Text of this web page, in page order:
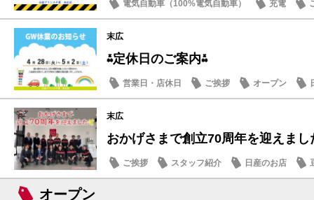
電気自動車（100%電気自動車） 充電
末広
⁂定休日のご案内⁂
営業日・店休日 ご挨拶 オープン
末広
おかげさまで創立70周年を迎えまし
ご挨拶 スタッフ紹介 日産のお店
オープン